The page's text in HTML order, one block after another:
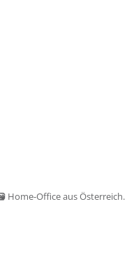
Home-Office aus Österreich.